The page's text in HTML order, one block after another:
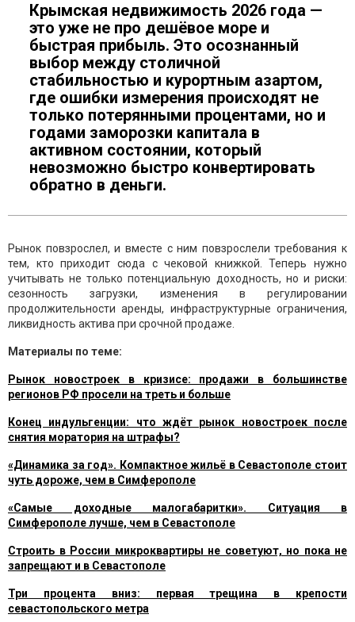
Крымская недвижимость 2026 года —
это уже не про дешёвое море и
быстрая прибыль. Это осознанный
выбор между столичной
стабильностью и курортным азартом,
где ошибки измерения происходят не
только потерянными процентами, но и
годами заморозки капитала в
активном состоянии, который
невозможно быстро конвертировать
обратно в деньги.
Рынок повзрослел, и вместе с ним повзрослели требования к
тем, кто приходит сюда с чековой книжкой. Теперь нужно
учитывать не только потенциальную доходность, но и риски:
сезонность загрузки, изменения в регулировании
продолжительности аренды, инфраструктурные ограничения,
ликвидность актива при срочной продаже.
Материалы по теме:
Рынок новостроек в кризисе: продажи в большинстве
регионов РФ просели на треть и больше
Конец индульгенции: что ждёт рынок новостроек после
снятия моратория на штрафы?
«Динамика за год». Компактное жильё в Севастополе стоит
чуть дороже, чем в Симферополе
«Самые доходные малогабаритки». Ситуация в
Симферополе лучше, чем в Севастополе
Строить в России микроквартиры не советуют, но пока не
запрещают и в Севастополе
Три процента вниз: первая трещина в крепости
севастопольского метра